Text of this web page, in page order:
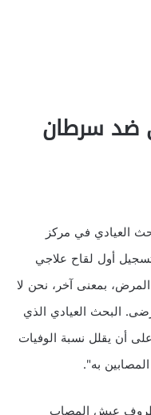
ضد سرطان
العيادي في مركز
أول لقاح علاجي
بمعنى آخر، نحن لا
البحث العيادي الذي
أن يقلل نسبة الوفيات
به".